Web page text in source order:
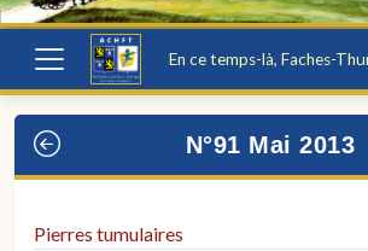
En ce temps-là, Faches-
N°91 Mai 2013
Pierres tumulaires